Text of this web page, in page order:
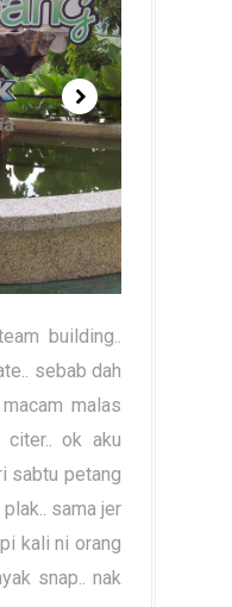
building..
sebab dah
malas
ok aku
sabtu petang
sama jer
kali ni orang
snap.. nak